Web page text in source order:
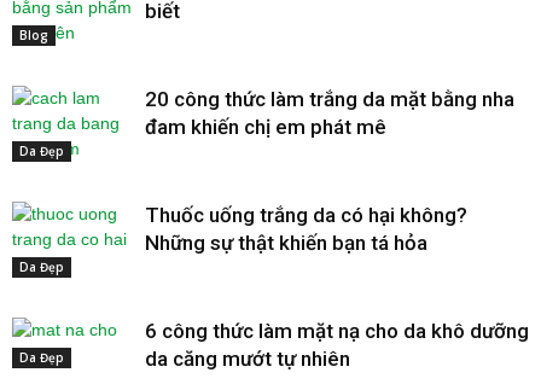
Blog
biết
Da Đẹp
20 công thức làm trắng da mặt bằng nha
đam khiến chị em phát mê
Da Đẹp
Thuốc uống trắng da có hại không?
Những sự thật khiến bạn tá hỏa
Da Đẹp
6 công thức làm mặt nạ cho da khô dưỡng
da căng mướt tự nhiên